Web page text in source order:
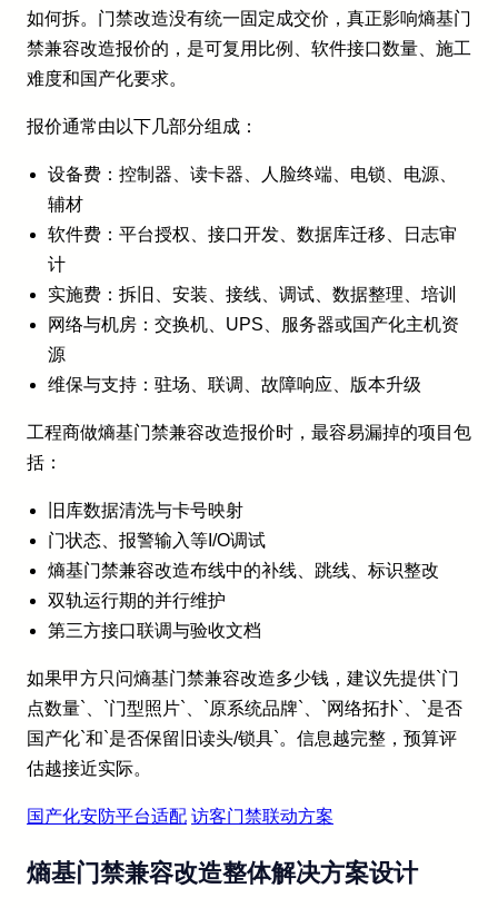
如何拆。门禁改造没有统一固定成交价，真正影响熵基门
禁兼容改造报价的，是可复用比例、软件接口数量、施工
难度和国产化要求。
报价通常由以下几部分组成：
设备费：控制器、读卡器、人脸终端、电锁、电源、
辅材
软件费：平台授权、接口开发、数据库迁移、日志审
计
实施费：拆旧、安装、接线、调试、数据整理、培训
网络与机房：交换机、UPS、服务器或国产化主机资
源
维保与支持：驻场、联调、故障响应、版本升级
工程商做熵基门禁兼容改造报价时，最容易漏掉的项目包
括：
旧库数据清洗与卡号映射
门状态、报警输入等I/O调试
熵基门禁兼容改造布线中的补线、跳线、标识整改
双轨运行期的并行维护
第三方接口联调与验收文档
如果甲方只问熵基门禁兼容改造多少钱，建议先提供`门
点数量`、`门型照片`、`原系统品牌`、`网络拓扑`、`是否
国产化`和`是否保留旧读头/锁具`。信息越完整，预算评
估越接近实际。
国产化安防平台适配 访客门禁联动方案
熵基门禁兼容改造整体解决方案设计